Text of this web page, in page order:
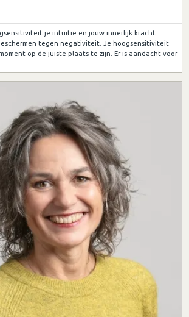
je intuïtie en jouw innerlijk kracht
tegen negativiteit. Je hoogsensitiviteit
op de juiste plaats te zijn. Er is aandacht voor